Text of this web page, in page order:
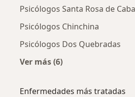
Psicólogos Santa Rosa de
Psicólogos Chinchina
Psicólogos Dos Quebradas
Ver más (6)
Enfermedades más tratadas